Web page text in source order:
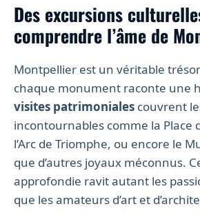
Des excursions
comprendre l’âme de
Montpellier est un véritable
chaque monument raconte une
visites patrimoniales couvrent
incontournables comme la Place
l’Arc de Triomphe, ou encore le
que d’autres joyaux méconnus.
approfondie ravit autant les
que les amateurs d’art et